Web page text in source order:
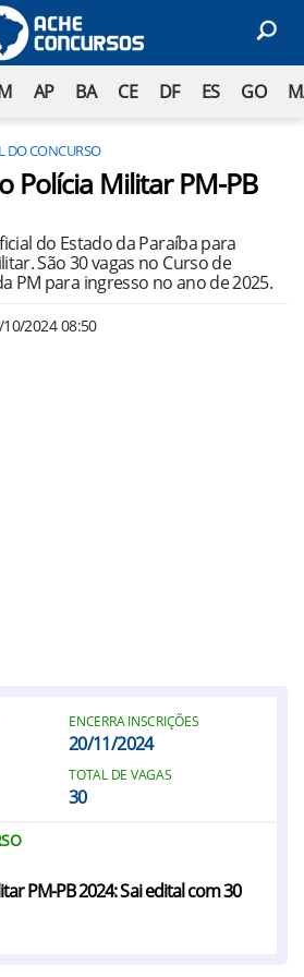
AP BA CE DF ES GO
DO CONCURSO
Polícia Militar PM-PB
do Estado da Paraíba para
São 30 vagas no Curso de
PM para ingresso no ano de 2025.
10/2024 08:50
ENCERRA INSCRIÇÕES
20/11/2024
TOTAL DE VAGAS
30
PM-PB 2024: Sai edital com 30